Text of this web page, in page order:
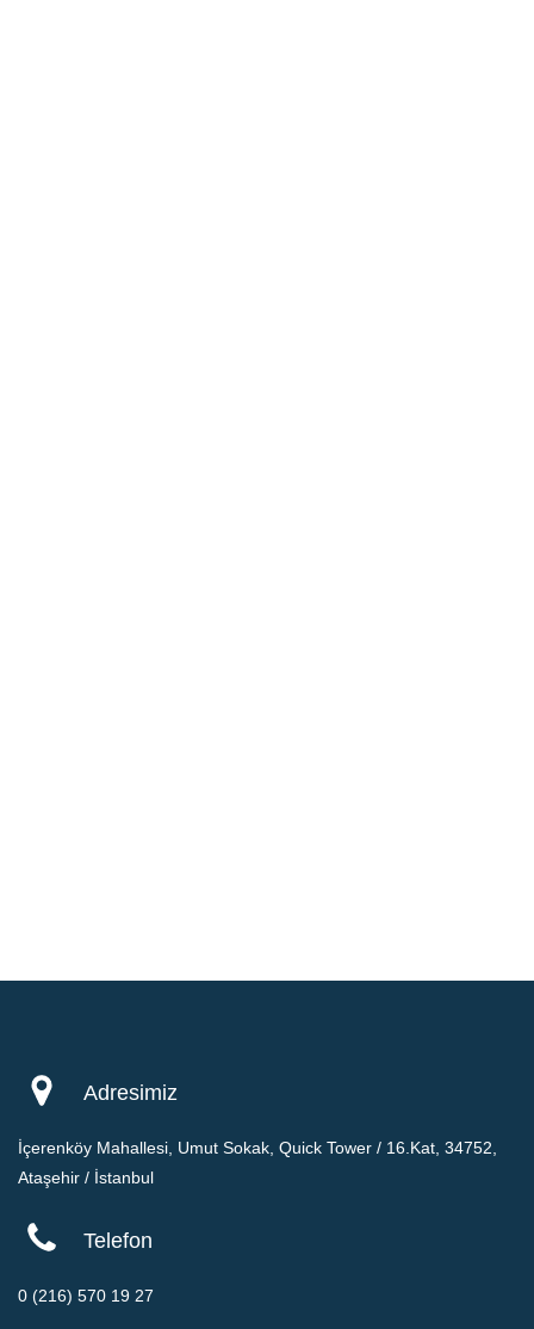
Adresimiz
İçerenköy Mahallesi, Umut Sokak, Quick Tower / 16.Kat, 34752,
Ataşehir / İstanbul
Telefon
0 (216) 570 19 27